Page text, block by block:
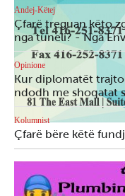
Andej-Këtej
Çfarë treguan këto
nga tuneli? - Nga
Opinione
Kur diplomatët
ndodh me shoqatat
Kolumnist
Çfarë bëre këtë